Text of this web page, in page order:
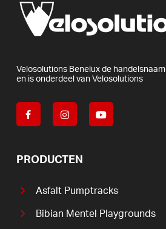
Velosolutions Benelux de handelsnaam
en is onderdeel van Velosolutions
PRODUCTEN
Asfalt Pumptracks
Bibian Mentel Playgrounds